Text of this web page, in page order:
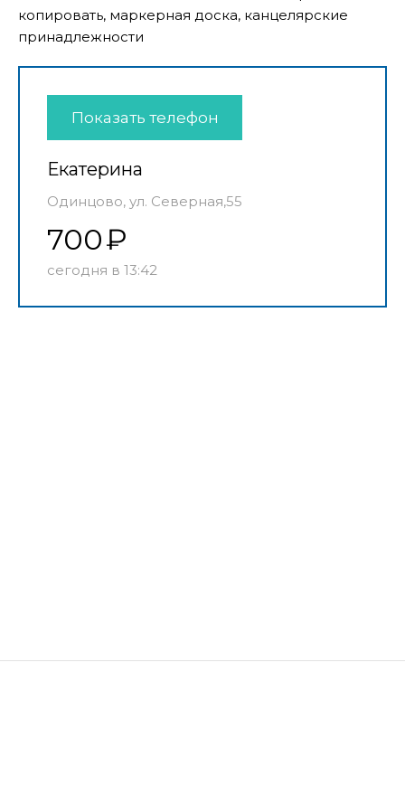
копировать, маркерная доска, канцелярские
принадлежности
Показать телефон
Екатерина
Одинцово, ул. Северная,55
700
сегодня в 13:42